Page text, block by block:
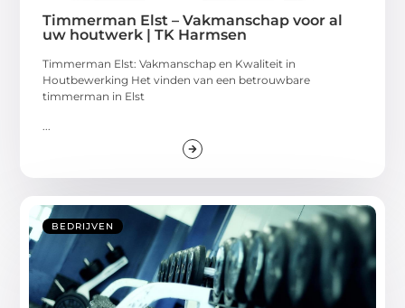
Timmerman Elst – Vakmanschap voor al
uw houtwerk | TK Harmsen
Timmerman Elst: Vakmanschap en Kwaliteit in
Houtbewerking Het vinden van een betrouwbare
timmerman in Elst
BEDRIJVEN